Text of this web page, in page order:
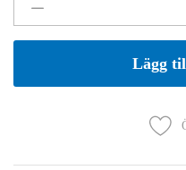
Weber
Lägg